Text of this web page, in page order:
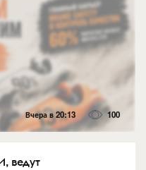
Вчера в 20:13 100
ведут